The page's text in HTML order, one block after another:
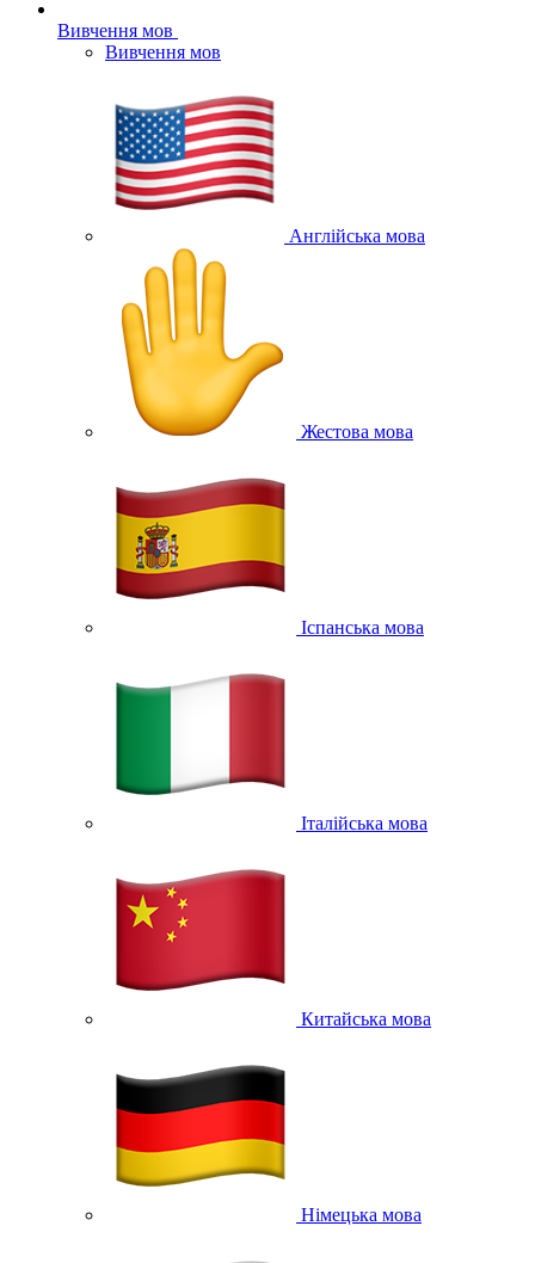
Вивчення мов
Вивчення мов
Англійська мова
Жестова мова
Іспанська мова
Італійська мова
Китайська мова
Німецька мова